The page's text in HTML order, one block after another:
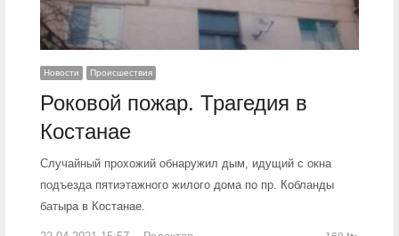
Новости Происшествия
Роковой пожар. Трагедия в
Костанае
Случайный прохожий обнаружил дым, идущий с окна
подъезда пятиэтажного жилого дома по пр. Кобланды
батыра в Костанае.